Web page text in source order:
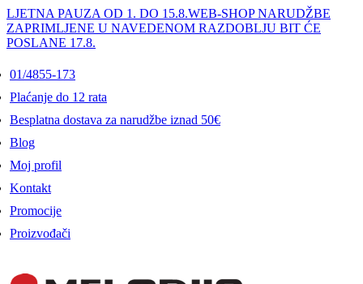
LJETNA PAUZA OD 1. DO 15.8.WEB-SHOP NARUDŽBE
ZAPRIMLJENE U NAVEDENOM RAZDOBLJU BIT ĆE
POSLANE 17.8.
01/4855-173
Plaćanje do 12 rata
Besplatna dostava za narudžbe iznad 50€
Blog
Moj profil
Kontakt
Promocije
Proizvođači